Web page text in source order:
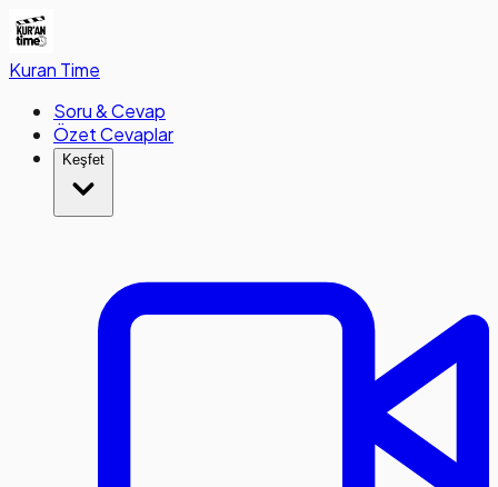
Kuran Time
Soru & Cevap
Özet Cevaplar
Keşfet